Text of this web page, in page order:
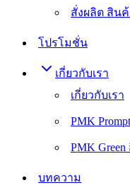
สั่งผลิต สิน
โปรโมชั่น
เกี่ยวกับเรา
เกี่ยวกับเรา
PMK
PMK
บทความ